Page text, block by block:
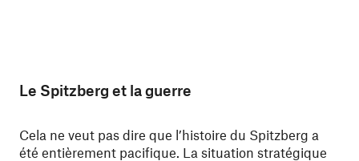
Le Spitzberg et la guerre
Cela ne veut pas dire que l’histoire du Spitzberg a
été entièrement pacifique. La situation stratégique